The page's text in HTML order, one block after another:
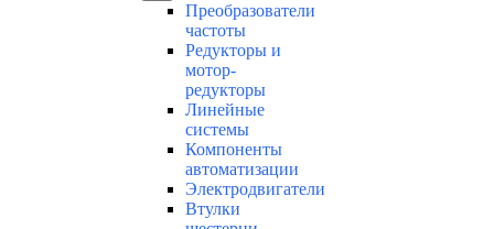
Преобразователи
частоты
Редукторы и
мотор-
редукторы
Линейные
системы
Компоненты
автоматизации
Электродвигатели
Втулки